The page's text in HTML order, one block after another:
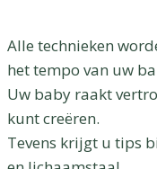
Alle technieken
het tempo van uw
Uw baby raakt
kunt creëren.
Tevens krijgt u tips